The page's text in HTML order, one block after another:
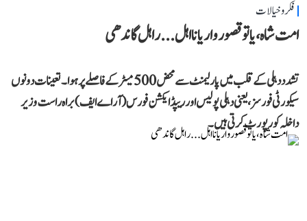
فکر و خیالات
امت شاہ، یا تو قصوروار یا نااہل... راہل گاندھی
تشدد دہلی کے قلب میں پارلیمنٹ سے محض 500 میٹر کے فاصلے پر ہوا۔ تعینات دونوں
سیکورٹی فورسز، یعنی دہلی پولیس اور ریپڈ ایکشن فورس (آر اے ایف) براہ راست وزیر
داخلہ کو رپورٹ کرتی ہیں۔